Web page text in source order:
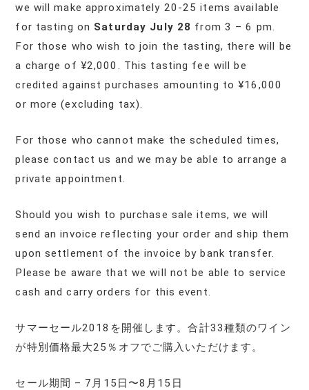
we will make approximately 20-25 items available
for tasting on Saturday July 28 from 3 – 6 pm.
For those who wish to join the tasting, there will be
a charge of ¥2,000. This tasting fee will be
credited against purchases amounting to ¥16,000
or more (excluding tax).
For those who cannot make the scheduled times,
please contact us and we may be able to arrange a
private appointment.
Should you wish to purchase sale items, we will
send an invoice reflecting your order and ship them
upon settlement of the invoice by bank transfer.
Please be aware that we will not be able to service
cash and carry orders for this event.
サマーセール2018を開催します。合計33種類のワイン
が特別価格最大25％オフでご購入いただけます。
セール期間 – 7月15日〜8月15日